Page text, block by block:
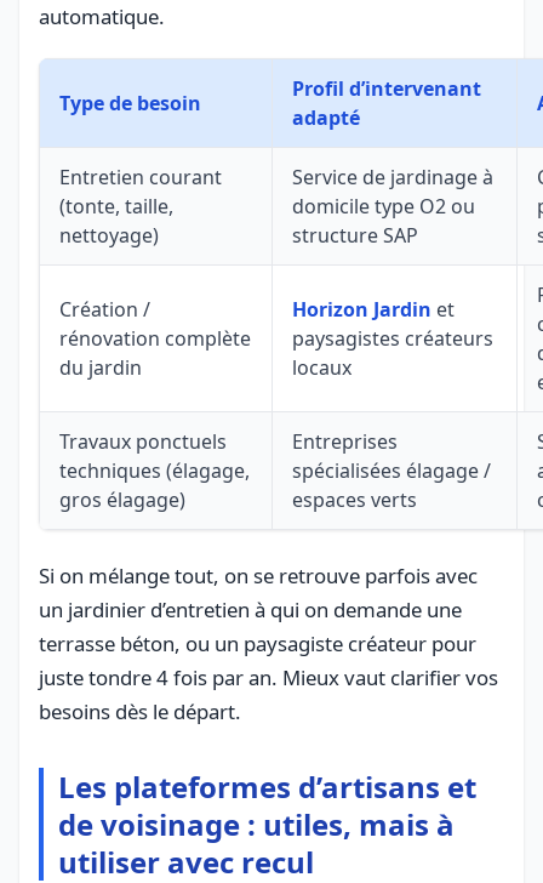
automatique.
Type de besoin
Profil d’intervenant
adapté
Entretien courant
(tonte, taille,
nettoyage)
Service de jardinage à
domicile type O2 ou
structure SAP
Création /
rénovation complète
du jardin
Horizon Jardin et
paysagistes créateurs
locaux
Travaux ponctuels
techniques (élagage,
gros élagage)
Entreprises
spécialisées élagage /
espaces verts
Si on mélange tout, on se retrouve parfois avec
un jardinier d’entretien à qui on demande une
terrasse béton, ou un paysagiste créateur pour
juste tondre 4 fois par an. Mieux vaut clarifier vos
besoins dès le départ.
Les plateformes d’artisans et
de voisinage : utiles, mais à
utiliser avec recul